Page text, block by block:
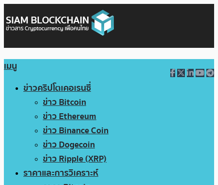
เมนู
ข่าวคริปโตเคอเรนซี่
ข่าว Bitcoin
ข่าว Ethereum
ข่าว Binance Coin
ข่าว Dogecoin
ข่าว Ripple (XRP)
ราคาและการวิเคราะห์